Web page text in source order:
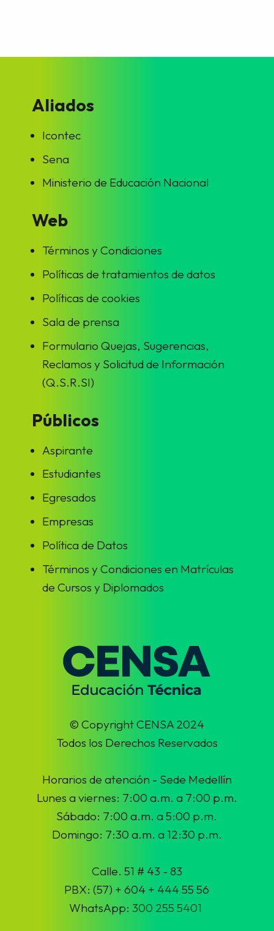
Aliados
Icontec
Sena
Ministerio de Educación Nacional
Web
Términos y Condiciones
Políticas de tratamientos de datos
Políticas de cookies
Sala de prensa
Formulario Quejas, Sugerencias,
Reclamos y Solicitud de Información
(Q.S.R.SI)
Públicos
Aspirante
Estudiantes
Egresados
Empresas
Política de Datos
Términos y Condiciones en Matrículas
de Cursos y Diplomados
© Copyright CENSA 2024
Todos los Derechos Reservados
Horarios de atención - Sede Medellín
Lunes a viernes: 7:00 a.m. a 7:00 p.m.
Sábado: 7:00 a.m. a 5:00 p.m.
Domingo: 7:30 a.m. a 12:30 p.m.
Calle. 51 # 43 - 83
PBX: (57) + 604 + 444 55 56
WhatsApp:300 255 5401